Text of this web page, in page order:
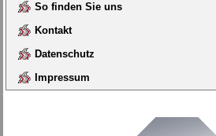
So finden Sie uns
Kontakt
Datenschutz
Impressum